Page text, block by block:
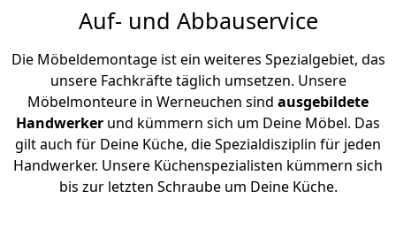
Auf- und Abbauservice
Die Möbeldemontage ist ein weiteres Spezialgebiet, das
unsere Fachkräfte täglich umsetzen. Unsere
Möbelmonteure in Werneuchen sind ausgebildete
Handwerker und kümmern sich um Deine Möbel. Das
gilt auch für Deine Küche, die Spezialdisziplin für jeden
Handwerker. Unsere Küchenspezialisten kümmern sich
bis zur letzten Schraube um Deine Küche.